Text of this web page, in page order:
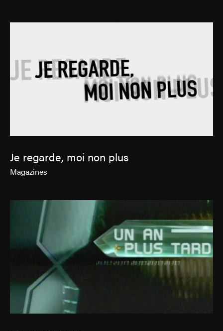
Je regarde, moi non plus
Magazines